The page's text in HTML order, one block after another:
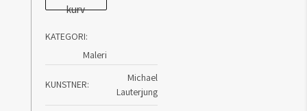
wenigkurv
KATEGORI:
Maleri
KUNSTNER
Michael
Lauterjung